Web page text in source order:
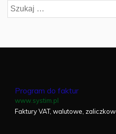
Szukaj:
Program do faktur
www.systim.pl
Faktury VAT, walutowe,